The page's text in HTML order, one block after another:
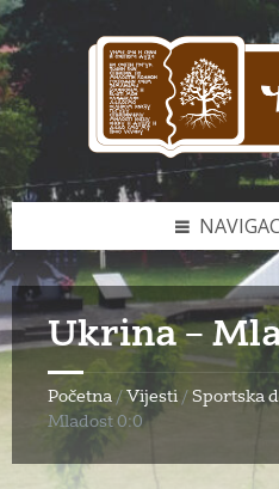
Skip
to
content
Skip
to
left
sidebar
Skip
to
footer
Ukrina –
Početna / Vijesti / Sportska
Mladost 0:0